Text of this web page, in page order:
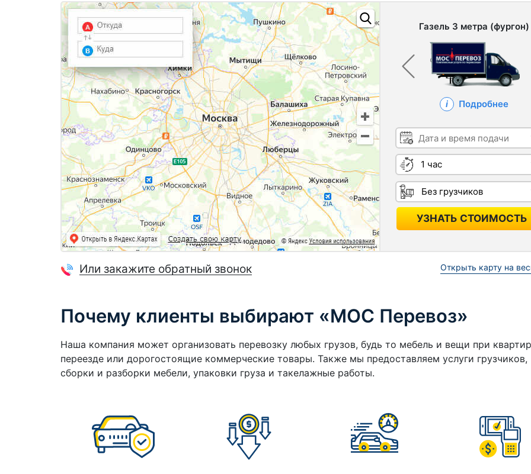
Открыть карту на
Газель 3 метра (фургон)
Подробнее
Дата и время подачи
Длительность
Грузчики
УЗНАТЬ СТОИМОСТЬ
Или закажите обратный звонок
Почему клиенты выбирают «МОС Перевоз»
Наша компания может организовать перевозку любых грузов, будь то мебель и вещи при
переезде или дорогостоящие коммерческие товары. Также мы предоставляем услуги грузчиков,
сборки и разборки мебели, упаковки груза и такелажные работы.